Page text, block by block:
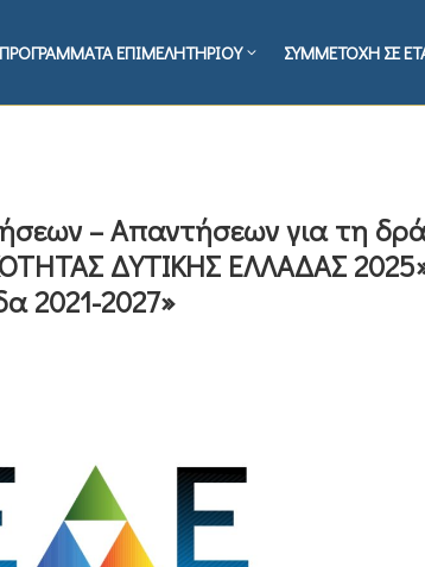
ΠΡΟΓΡΑΜΜΑΤΑ ΕΠΙΜΕΛΗΤΗΡΙΟΥ ΣΥΜΜΕΤΟΧΗ ΣΕ
– Απαντήσεων για τη
ΔΥΤΙΚΗΣ ΕΛΛΑΔΑΣ
2021-2027»